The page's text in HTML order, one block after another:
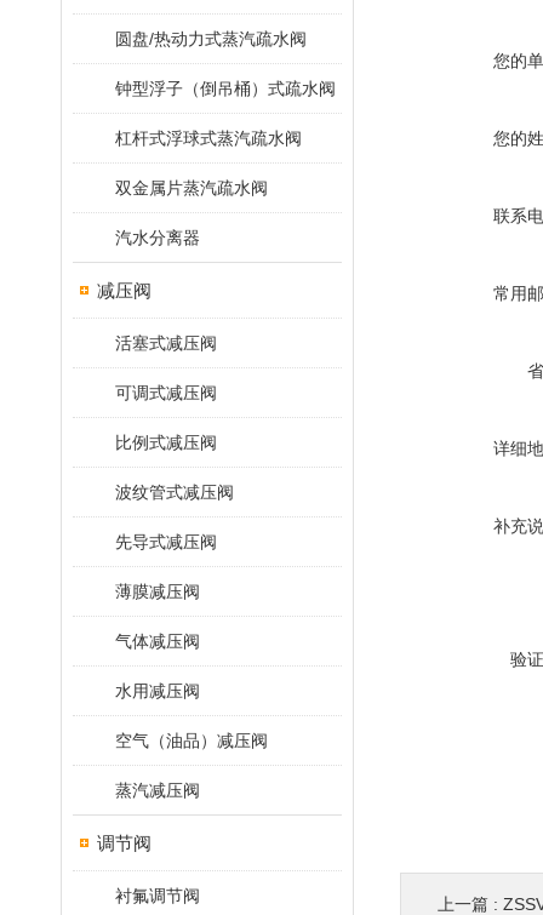
圆盘/热动力式蒸汽疏水阀
钟型浮子（倒吊桶）式疏水阀
杠杆式浮球式蒸汽疏水阀
双金属片蒸汽疏水阀
汽水分离器
减压阀
活塞式减压阀
可调式减压阀
比例式减压阀
波纹管式减压阀
先导式减压阀
薄膜减压阀
气体减压阀
水用减压阀
空气（油品）减压阀
蒸汽减压阀
调节阀
衬氟调节阀
您的
您的
联系
常用
详细
补充
验
上一篇 :